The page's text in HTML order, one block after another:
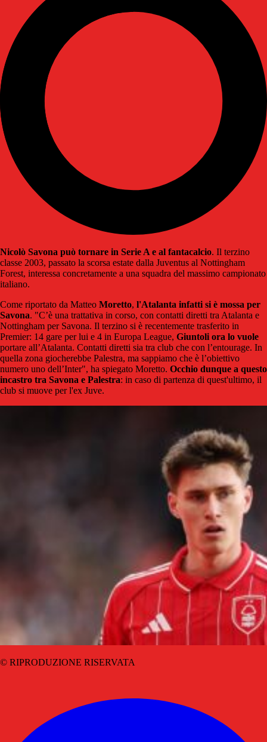
Nicolò Savona può tornare in Serie A e al fantacalcio. Il terzino
classe 2003, passato la scorsa estate dalla Juventus al Nottingham
Forest, interessa concretamente a una squadra del massimo campionato
italiano.
Come riportato da Matteo Moretto, l'Atalanta infatti si è mossa per
Savona. "C’è una trattativa in corso, con contatti diretti tra Atalanta e
Nottingham per Savona. Il terzino si è recentemente trasferito in
Premier: 14 gare per lui e 4 in Europa League, Giuntoli ora lo vuole
portare all’Atalanta. Contatti diretti sia tra club che con l’entourage. In
quella zona giocherebbe Palestra, ma sappiamo che è l’obiettivo
numero uno dell’Inter", ha spiegato Moretto. Occhio dunque a questo
incastro tra Savona e Palestra: in caso di partenza di quest'ultimo, il
club si muove per l'ex Juve.
© RIPRODUZIONE RISERVATA